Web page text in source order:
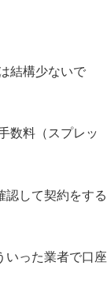
結構少ないで
数料（スプレッ
認して契約をする
いった業者で口座